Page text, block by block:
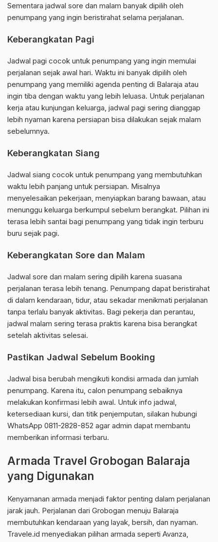
Sementara jadwal sore dan malam banyak dipilih oleh
penumpang yang ingin beristirahat selama perjalanan.
Keberangkatan Pagi
Jadwal pagi cocok untuk penumpang yang ingin memulai
perjalanan sejak awal hari. Waktu ini banyak dipilih oleh
penumpang yang memiliki agenda penting di Balaraja atau
ingin tiba dengan waktu yang lebih leluasa. Untuk perjalanan
kerja atau kunjungan keluarga, jadwal pagi sering dianggap
lebih nyaman karena persiapan bisa dilakukan sejak malam
sebelumnya.
Keberangkatan Siang
Jadwal siang cocok untuk penumpang yang membutuhkan
waktu lebih panjang untuk persiapan. Misalnya
menyelesaikan pekerjaan, menyiapkan barang bawaan, atau
menunggu keluarga berkumpul sebelum berangkat. Pilihan ini
terasa lebih santai bagi penumpang yang tidak ingin terburu
buru sejak pagi.
Keberangkatan Sore dan Malam
Jadwal sore dan malam sering dipilih karena suasana
perjalanan terasa lebih tenang. Penumpang dapat beristirahat
di dalam kendaraan, tidur, atau sekadar menikmati perjalanan
tanpa terlalu banyak aktivitas. Bagi pekerja dan perantau,
jadwal malam sering terasa praktis karena bisa berangkat
setelah aktivitas selesai.
Pastikan Jadwal Sebelum Booking
Jadwal bisa berubah mengikuti kondisi armada dan jumlah
penumpang. Karena itu, calon penumpang sebaiknya
melakukan konfirmasi lebih awal. Untuk info jadwal,
ketersediaan kursi, dan titik penjemputan, silakan hubungi
WhatsApp 0811-2828-852 agar admin dapat membantu
memberikan informasi terbaru.
Armada Travel Grobogan Balaraja
yang Digunakan
Kenyamanan armada menjadi faktor penting dalam perjalanan
jarak jauh. Perjalanan dari Grobogan menuju Balaraja
membutuhkan kendaraan yang layak, bersih, dan nyaman.
Travele.id menyediakan pilihan armada seperti Avanza,